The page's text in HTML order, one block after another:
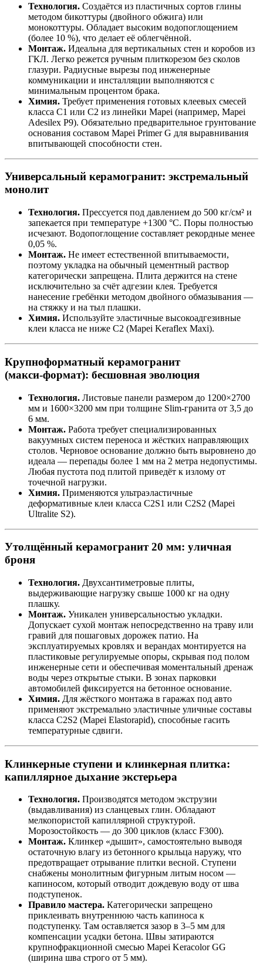
Технология. Создаётся из пластичных сортов глины
методом бикоттуры (двойного обжига) или
монокоттуры. Обладает высоким водопоглощением
(более 10 %), что делает её облегчённой.
Монтаж. Идеальна для вертикальных стен и коробов из
ГКЛ. Легко режется ручным плиткорезом без сколов
глазури. Радиусные вырезы под инженерные
коммуникации и инсталляции выполняются с
минимальным процентом брака.
Химия. Требует применения готовых клеевых смесей
класса C1 или C2 из линейки Mapei (например, Mapei
Adesilex P9). Обязательно предварительное грунтование
основания составом Mapei Primer G для выравнивания
впитывающей способности стен.
Универсальный керамогранит: экстремальный
монолит
Технология. Прессуется под давлением до 500 кг/см² и
запекается при температуре +1300 °C. Поры полностью
исчезают. Водопоглощение составляет рекордные менее
0,05 %.
Монтаж. Не имеет естественной впитываемости,
поэтому укладка на обычный цементный раствор
категорически запрещена. Плита держится на стене
исключительно за счёт адгезии клея. Требуется
нанесение гребёнки методом двойного обмазывания —
на стяжку и на тыл плашки.
Химия. Используйте эластичные высокоадгезивные
клеи класса не ниже C2 (Mapei Keraflex Maxi).
Крупноформатный керамогранит
(макси‑формат): бесшовная эволюция
Технология. Листовые панели размером до 1200×2700
мм и 1600×3200 мм при толщине Slim‑гранита от 3,5 до
6 мм.
Монтаж. Работа требует специализированных
вакуумных систем переноса и жёстких направляющих
столов. Черновое основание должно быть выровнено до
идеала — перепады более 1 мм на 2 метра недопустимы.
Любая пустота под плитой приведёт к излому от
точечной нагрузки.
Химия. Применяются ультраэластичные
деформативные клеи класса C2S1 или C2S2 (Mapei
Ultralite S2).
Утолщённый керамогранит 20 мм: уличная
броня
Технология. Двухсантиметровые плиты,
выдерживающие нагрузку свыше 1000 кг на одну
плашку.
Монтаж. Уникален универсальностью укладки.
Допускает сухой монтаж непосредственно на траву или
гравий для пошаговых дорожек патио. На
эксплуатируемых кровлях и верандах монтируется на
пластиковые регулируемые опоры, скрывая под полом
инженерные сети и обеспечивая моментальный дренаж
воды через открытые стыки. В зонах парковки
автомобилей фиксируется на бетонное основание.
Химия. Для жёсткого монтажа в гаражах под авто
применяют экстремально эластичные уличные составы
класса C2S2 (Mapei Elastorapid), способные гасить
температурные сдвиги.
Клинкерные ступени и клинкерная плитка:
капиллярное дыхание экстерьера
Технология. Производятся методом экструзии
(выдавливания) из сланцевых глин. Обладают
мелкопористой капиллярной структурой.
Морозостойкость — до 300 циклов (класс F300).
Монтаж. Клинкер «дышит», самостоятельно выводя
остаточную влагу из бетонного крыльца наружу, что
предотвращает отрывание плитки весной. Ступени
снабжены монолитным фигурным литым носом —
капиносом, который отводит дождевую воду от шва
подступенок.
Правило мастера. Категорически запрещено
приклеивать внутреннюю часть капиноса к
подступенку. Там оставляется зазор в 3–5 мм для
компенсации усадки бетона. Швы затираются
крупнофракционной смесью Mapei Keracolor GG
(ширина шва строго от 5 мм).